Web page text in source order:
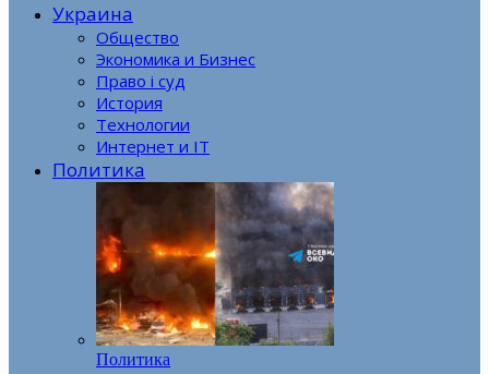
Украина
Общество
Экономика и Бизнес
Право і суд
История
Технологии
Интернет и IT
Политика
Политика